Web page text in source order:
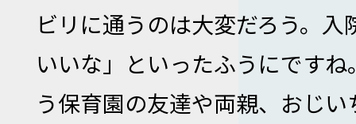
ビリに通うのは大変だろう。
いいな」といったふうにです
う保育園の友達や両親、おじ